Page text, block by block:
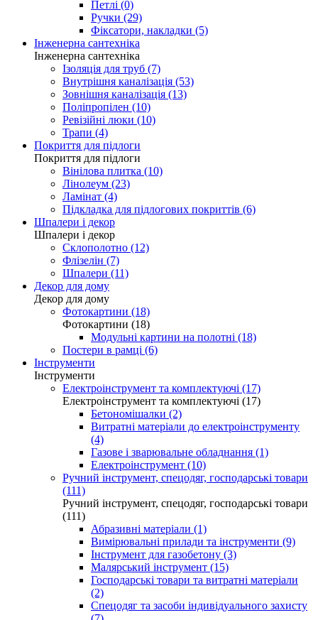
Петлі (0)
Ручки (29)
Фіксатори, накладки (5)
Інженерна сантехніка
Інженерна сантехніка
Ізоляція для труб (7)
Внутрішня каналізація (53)
Зовнішня каналізація (13)
Поліпропілен (10)
Ревізійні люки (10)
Трапи (4)
Покриття для підлоги
Покриття для підлоги
Вінілова плитка (10)
Лінолеум (23)
Ламінат (4)
Підкладка для підлогових покриттів (6)
Шпалери і декор
Шпалери і декор
Склополотно (12)
Флізелін (7)
Шпалери (11)
Декор для дому
Декор для дому
Фотокартини (18)
Фотокартини (18)
Модульні картини на полотні (18)
Постери в рамці (6)
Інструменти
Інструменти
Електроінструмент та комплектуючі (17)
Електроінструмент та комплектуючі (17)
Бетономішалки (2)
Витратні матеріали до електроінструменту
(4)
Газове і зварювальне обладнання (1)
Електроінструмент (10)
Ручний інструмент, спецодяг, господарські товари
(111)
Ручний інструмент, спецодяг, господарські товари
(111)
Абразивні матеріали (1)
Вимірювальні прилади та інструменти (9)
Інструмент для газобетону (3)
Малярський інструмент (15)
Господарські товари та витратні матеріали
(2)
Спецодяг та засоби індивідуального захисту